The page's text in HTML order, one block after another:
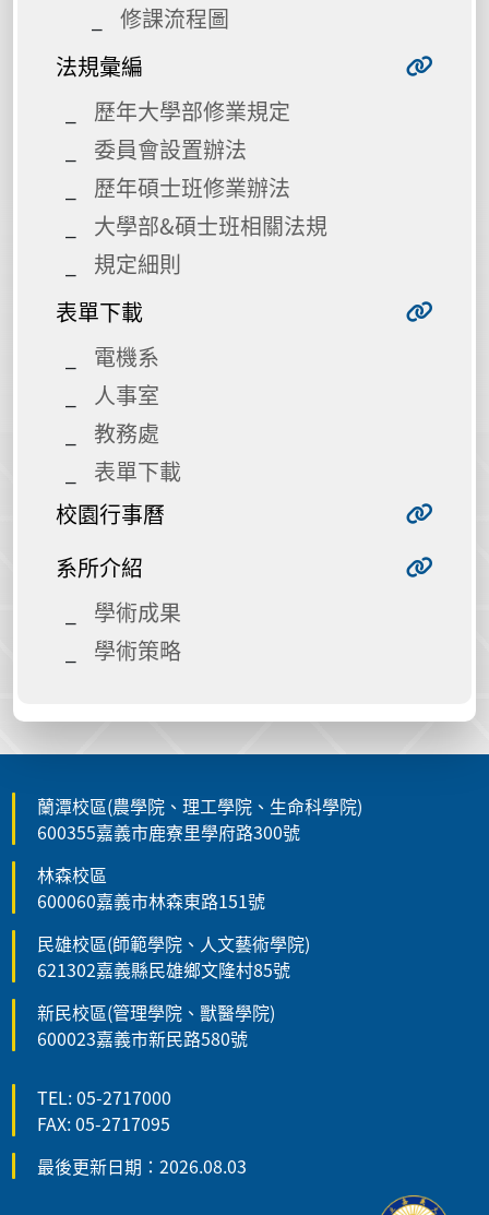
修課流程圖
法規彙編
歷年大學部修業規定
委員會設置辦法
歷年碩士班修業辦法
大學部&碩士班相關法規
規定細則
表單下載
電機系
人事室
教務處
表單下載
校園行事曆
系所介紹
學術成果
學術策略
蘭潭校區(農學院、理工學院、生命科學院)
600355嘉義市鹿寮里學府路300號
林森校區
600060嘉義市林森東路151號
民雄校區(師範學院、人文藝術學院)
621302嘉義縣民雄鄉文隆村85號
新民校區(管理學院、獸醫學院)
600023嘉義市新民路580號
TEL: 05-2717000
FAX: 05-2717095
最後更新日期：2026.08.03